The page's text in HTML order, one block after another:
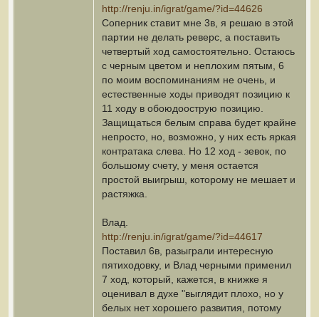
http://renju.in/igrat/game/?id=44626
Соперник ставит мне 3в, я решаю в этой
партии не делать реверс, а поставить
четвертый ход самостоятельно. Остаюсь
с черным цветом и неплохим пятым, 6
по моим воспоминаниям не очень, и
естественные ходы приводят позицию к
11 ходу в обоюдоострую позицию.
Защищаться белым справа будет крайне
непросто, но, возможно, у них есть яркая
контратака слева. Но 12 ход - зевок, по
большому счету, у меня остается
простой выигрыш, которому не мешает и
растяжка.
Влад.
http://renju.in/igrat/game/?id=44617
Поставил 6в, разыграли интересную
пятиходовку, и Влад черными применил
7 ход, который, кажется, в книжке я
оценивал в духе "выглядит плохо, но у
белых нет хорошего развития, потому